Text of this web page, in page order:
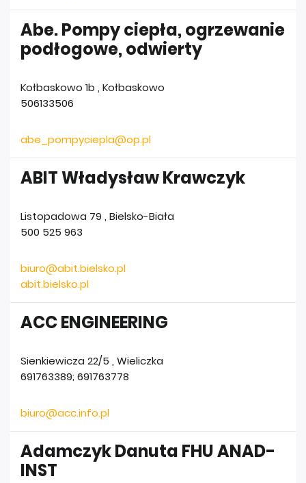
Abe. Pompy ciepła, ogrzewanie
podłogowe, odwierty
Kołbaskowo 1b , Kołbaskowo
506133506
abe_pompyciepla@op.pl
ABIT Władysław Krawczyk
Listopadowa 79 , Bielsko-Biała
500 525 963
biuro@abit.bielsko.pl
abit.bielsko.pl
ACC ENGINEERING
Sienkiewicza 22/5 , Wieliczka
691763389; 691763778
biuro@acc.info.pl
Adamczyk Danuta FHU ANAD-
INST